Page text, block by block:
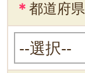
＊ 都道府県